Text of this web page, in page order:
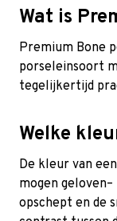
Wat is
Premium Bone
porseleinsoort
tegelijkertijd
Welke
De kleur van
mogen
opschept en de